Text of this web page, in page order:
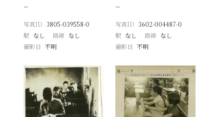
−
写真ID 3805-039558-0
駅 なし 路線 なし
撮影日
不明
−
写真ID 3602-004487-0
駅 なし 路線 なし
撮影日 不明